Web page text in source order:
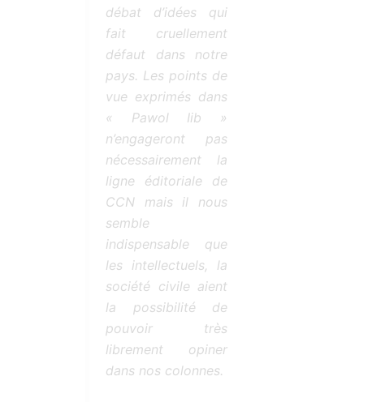
débat d’idées qui
fait cruellement
défaut dans notre
pays. Les points de
vue exprimés dans
« Pawol Iib »
n’engageront pas
nécessairement la
ligne éditoriale de
CCN mais il nous
semble
indispensable que
les intellectuels, la
société civile aient
la possibilité de
pouvoir très
librement opiner
dans nos colonnes.